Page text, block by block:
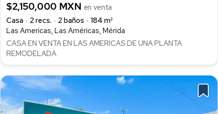
$2,150,000 MXN en venta
Casa
2 recs. 2 baños
184 m²
Las Americas, Las Américas, Mérida
CASA EN VENTA EN LAS AMERICAS DE UNA PLANTA
REMODELADA